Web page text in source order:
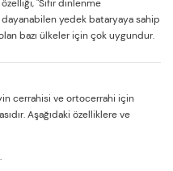
"Sıfır dinlenme
dayanabilen yedek bataryaya sahip
bazı ülkeler için çok uygundur.
cerrahisi ve ortocerrahi için
Aşağıdaki özelliklere ve